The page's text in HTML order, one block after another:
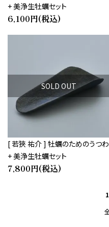
+ 美浄生牡蠣セット
6,100円(税込)
SOLD OUT
[ 若狹 祐介 ] 牡蠣のためのうつわ
+ 美浄生牡蠣セット
7,800円(税込)
1